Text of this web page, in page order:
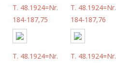
T. 48.1924=Nr.
184-187,75
T. 48.1924=Nr.
184-187,76
T. 48.1924=Nr.
T. 48.1924=Nr.